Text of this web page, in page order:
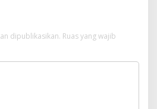
dipublikasikan. Ruas yang wajib